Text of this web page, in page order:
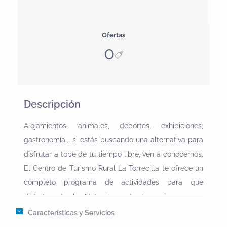
Ofertas
0
Descripción
Alojamientos, animales, deportes, exhibiciones,
gastronomía... si estás buscando una alternativa para
disfrutar a tope de tu tiempo libre, ven a conocernos.
El Centro de Turismo Rural La Torrecilla te ofrece un
completo programa de actividades para que
disfrutes de la Naturaleza de la mejor manera
posible.* PAINTBALLAcción, aventura, deporte,
Características y Servicios